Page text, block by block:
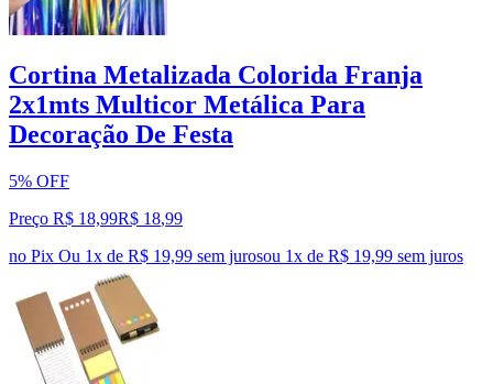
Cortina Metalizada Colorida Franja
2x1mts Multicor Metálica Para
Decoração De Festa
5% OFF
Preço R$ 18,99R$ 18,99
no Pix Ou 1x de R$ 19,99 sem jurosou 1x de R$ 19,99 sem juros